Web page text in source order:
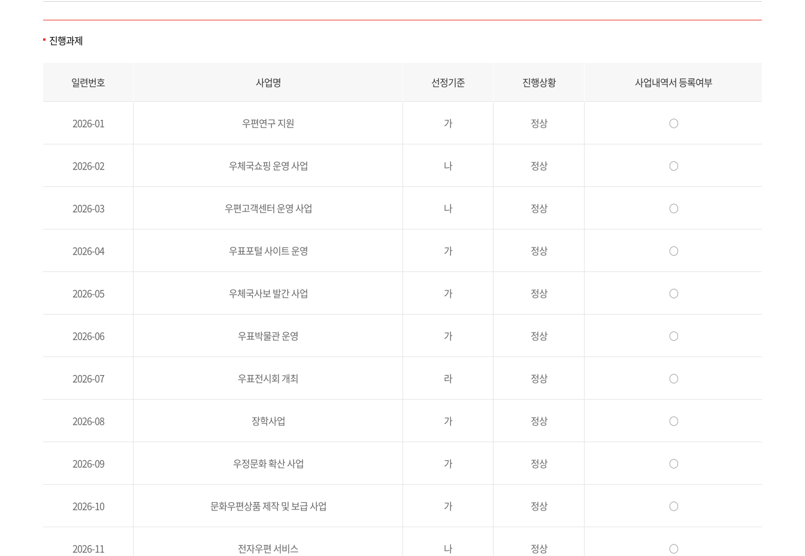
진행과제
일련번호 사업명 선정기준 진행상황 사업내역서 등록여부
2026-01 우편연구 지원 가 정상 ○
2026-02 우체국쇼핑 운영 사업 나 정상 ○
2026-03 우편고객센터 운영 사업 나 정상 ○
2026-04 우표포털 사이트 운영 가 정상 ○
2026-05 우체국사보 발간 사업 가 정상 ○
2026-06 우표박물관 운영 가 정상 ○
2026-07 우표전시회 개최 라 정상 ○
2026-08 장학사업 가 정상 ○
2026-09 우정문화 확산 사업 가 정상 ○
2026-10 문화우편상품 제작 및 보급 사업 가 정상 ○
2026-11 전자우편 서비스 나 정상 ○